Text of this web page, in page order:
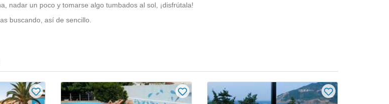
nadar un poco y tomarse algo tumbados al sol, ¡disfrútala!
buscando, así de sencillo.